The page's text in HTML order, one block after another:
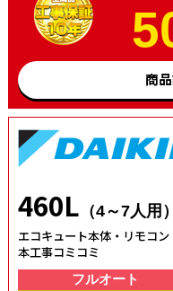
商
460L （4～7人用）
エコキュート本体・リモコ
本工事コミコミ
フルオート